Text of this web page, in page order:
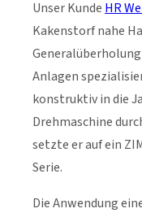
Unser Kunde HR
Kakenstorf nahe
Anlagen
konstruktiv in die
Drehmaschine
setzte er auf ein
Serie.
Die Anwendung